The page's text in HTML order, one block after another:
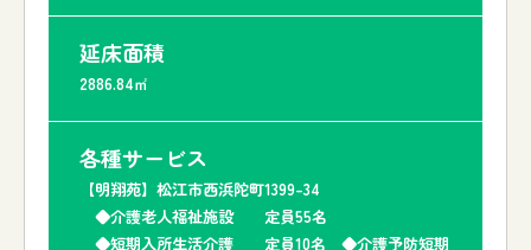
延床面積
2886.84㎡
各種サービス
【明翔苑】松江市西浜陀町1399-34
◆介護老人福祉施設 定員55名
◆短期入所生活介護 定員10名 ◆介護予防短期